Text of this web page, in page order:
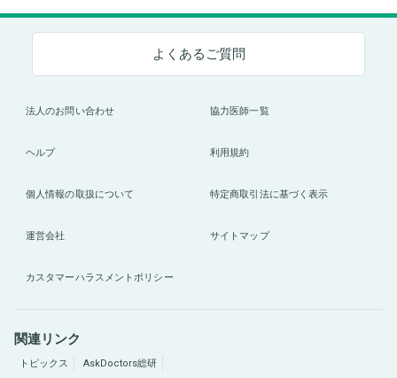
よくあるご質問
法人のお問い合わせ 協力医師一覧
ヘルプ 利用規約
個人情報の取扱について 特定商取引法に基づく表示
運営会社 サイトマップ
カスタマーハラスメントポリシー
関連リンク
トピックス AskDoctors総研